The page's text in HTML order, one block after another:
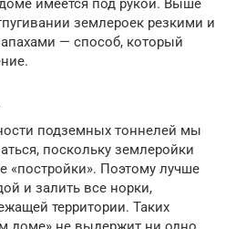
имеется под рукой. Выше
землероек резкими и
— способ, который
подземных тоннелей мы
поскольку землеройки
«постройки». Поэтому лучше
и залить все норки,
территории. Таких